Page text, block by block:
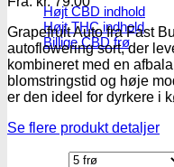
Højt CBD indhold
Højt THC indhold
Billige CBD frø
Grapefruit Auto fra Fast
autoflowering sort, der
kombineret med en
blomstringstid og høje
er den ideel for dyrkere i
Se flere produkt detaljer